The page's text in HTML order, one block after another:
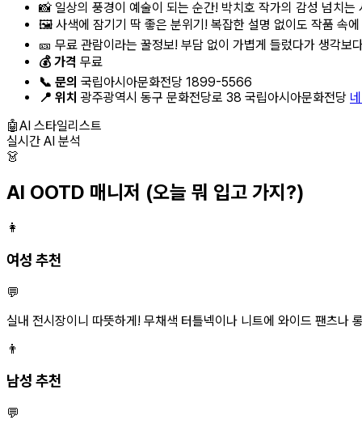
📸 일상의 풍경이 예술이 되는 순간! 박치호 작가의 감성 넘치
🖼️ 사색에 잠기기 딱 좋은 분위기! 복잡한 설명 없이도 작품 속
🎫 무료 관람이라는 꿀정보! 부담 없이 가볍게 들렀다가 생각보
💰 가격 무료
📞 문의 국립아시아문화전당 1899-5566
📍 위치 광주광역시 동구 문화전당로 38 국립아시아문화전당
🤖AI 스타일리스트
실시간 AI 분석
👗
AI OOTD 매니저 (오늘 뭐 입고 가지?)
👩
여성 추천
💬
실내 전시장이니 따뜻하게! 무채색 터틀넥이나 니트에 와이드 팬츠나
👨
남성 추천
💬